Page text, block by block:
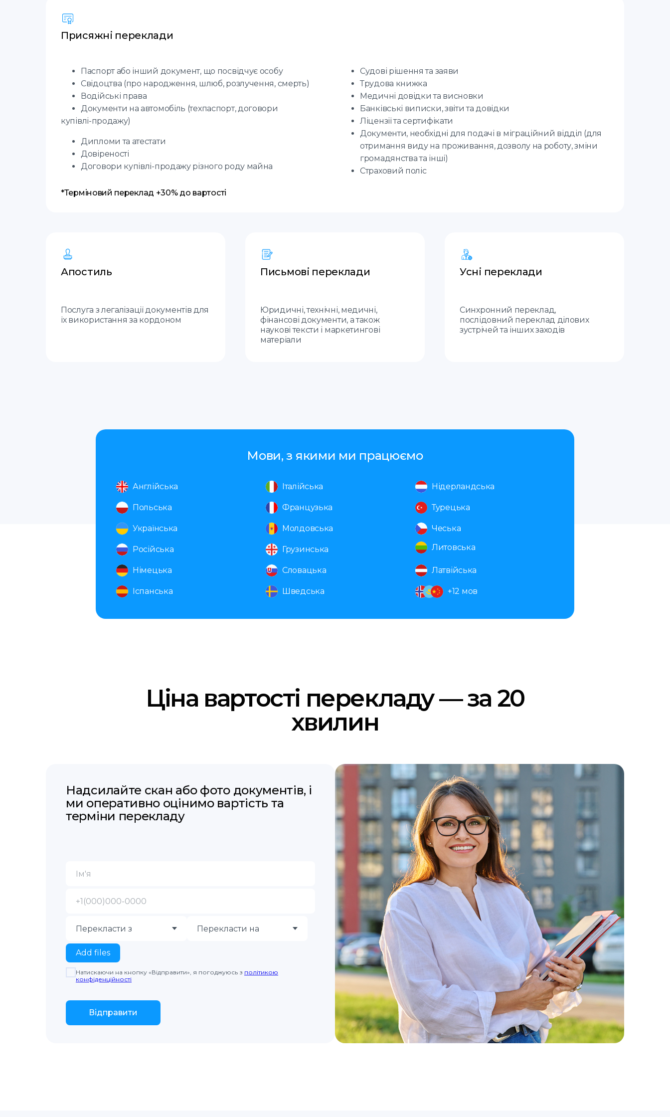
Апостиль Письмові переклади
Присяжні переклади
Синхронний переклад,
послідовний переклад ділових
зустрічей та інших заходів
Юридичні, технічні, медичні,
фінансові документи, а також
наукові тексти і маркетингові
матеріали
Паспорт або інший документ, що посвідчує особу
Свідоцтва (про народження, шлюб, розлучення, смерть)
Водійські права
Документи на автомобіль (техпаспорт, договори
купівлі-продажу)
Дипломи та атестати
Довіреності
Договори купівлі-продажу різного роду майна
Судові рішення та заяви
Трудова книжка
Медичні довідки та висновки
Банківські виписки, звіти та довідки
Ліцензії та сертифікати
Документи, необхідні для подачі в міграційний відділ (для
отримання виду на проживання, дозволу на роботу, зміни
громадянства та інші)
Страховий поліс
Послуга з легалізації документів для
їх використання за кордоном
*Терміновий переклад +30% до вартості
Усні переклади
Мови, з якими ми працюємо
Англійська Італійська Нідерландська
Турецька
Чеська
Литовська
Латвійська
+12 мов
Французька
Молдовська
Грузинська
Словацька
Шведська
Польська
Українська
Російська
Німецька
Іспанська
Ціна вартості перекладу — за 20
хвилин
Надсилайте скан або фото документів, і
ми оперативно оцінимо вартість та
терміни перекладу
Add files
Натискаючи на кнопку «Відправити», я погоджуюсь з політикою
конфіденційності
Відправити